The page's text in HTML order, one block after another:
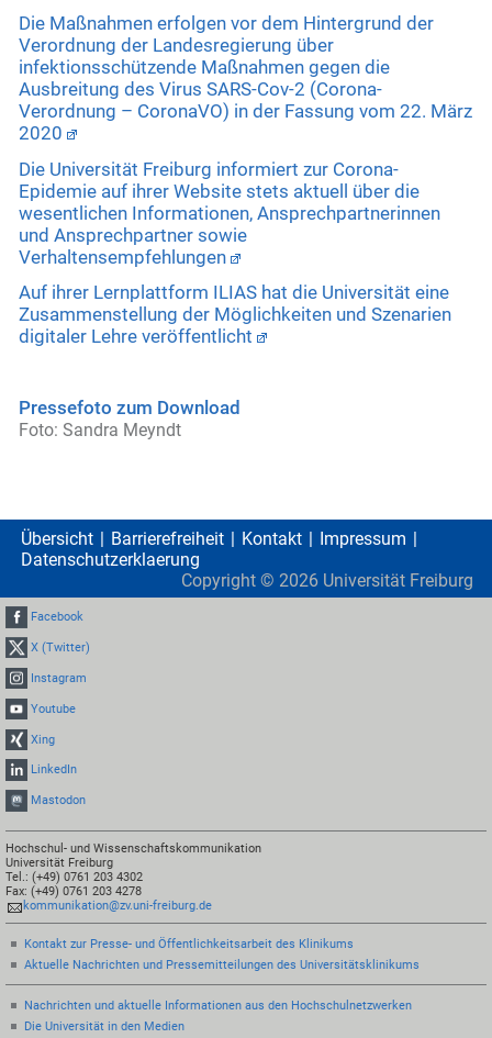
Die Maßnahmen erfolgen vor dem Hintergrund der
Verordnung der Landesregierung über
infektionsschützende Maßnahmen gegen die
Ausbreitung des Virus SARS-Cov-2 (Corona-
Verordnung – CoronaVO) in der Fassung vom 22. März
2020
Die Universität Freiburg informiert zur Corona-
Epidemie auf ihrer Website stets aktuell über die
wesentlichen Informationen, Ansprechpartnerinnen
und Ansprechpartner sowie
Verhaltensempfehlungen
Auf ihrer Lernplattform ILIAS hat die Universität eine
Zusammenstellung der Möglichkeiten und Szenarien
digitaler Lehre veröffentlicht
Pressefoto zum Download
Foto: Sandra Meyndt
Übersicht Barrierefreiheit Kontakt
Impressum
Datenschutzerklaerung
Copyright © 2026 Universität Freiburg
Facebook
X (Twitter)
Instagram
Youtube
Xing
LinkedIn
Mastodon
Hochschul- und Wissenschaftskommunikation
Universität Freiburg
Tel.: (+49) 0761 203 4302
Fax: (+49) 0761 203 4278
kommunikation@zv.uni-freiburg.de
Kontakt zur Presse- und Öffentlichkeitsarbeit des Klinikums
Aktuelle Nachrichten und Pressemitteilungen des Universitätsklinikums
Nachrichten und aktuelle Informationen aus den Hochschulnetzwerken
Die Universität in den Medien